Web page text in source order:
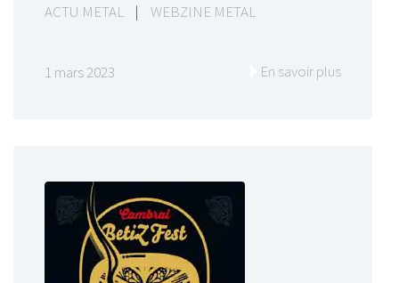
ACTU METAL | WEBZINE METAL
1 mars 2023 En savoir plus